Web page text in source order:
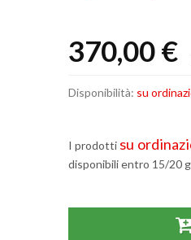
370,00 €
Disponibilità: su
I prodotti su
disponibili entro 15/20